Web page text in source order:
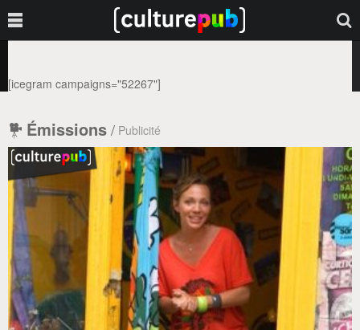
[icegram campaigns="52267"]
Émissions/ Publicité